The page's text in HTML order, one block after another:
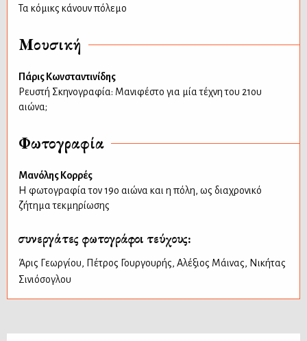
Τα κόμικς κάνουν πόλεμο
Μουσική
Πάρις Κωνσταντινίδης
Ρευστή Σκηνογραφία: Μανιφέστο για μία τέχνη του 21ου
αιώνα;
Φωτογραφία
Μανόλης Κορρές
Η φωτογραφία τον 19ο αιώνα και η πόλη, ως διαχρονικό
ζήτημα τεκμηρίωσης
συνεργάτες φωτογράφοι τεύχους:
Άρις Γεωργίου, Πέτρος Γουργουρής, Αλέξιος Μάινας, Νικήτας
Σινιόσογλου